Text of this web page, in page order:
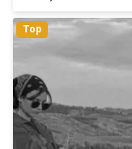
Top